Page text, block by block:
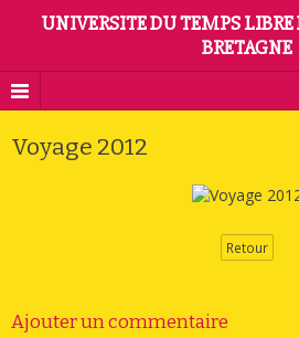
UNIVERSITE DU TEMPS LIBRE
BRETAGNE
Voyage 2012
Retour
Ajouter un commentaire